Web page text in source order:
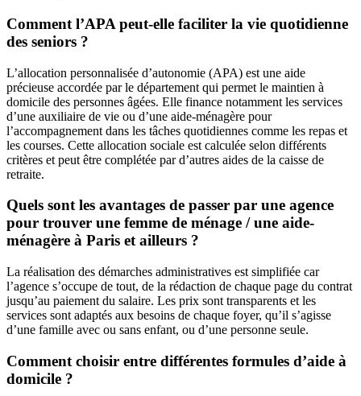
Comment l’APA peut-elle faciliter la vie quotidienne
des seniors ?
L’allocation personnalisée d’autonomie (APA) est une aide
précieuse accordée par le département qui permet le maintien à
domicile des personnes âgées. Elle finance notamment les services
d’une auxiliaire de vie ou d’une aide-ménagère pour
l’accompagnement dans les tâches quotidiennes comme les repas et
les courses. Cette allocation sociale est calculée selon différents
critères et peut être complétée par d’autres aides de la caisse de
retraite.
Quels sont les avantages de passer par une agence
pour trouver une femme de ménage / une aide-
ménagère à Paris et ailleurs ?
La réalisation des démarches administratives est simplifiée car
l’agence s’occupe de tout, de la rédaction de chaque page du contrat
jusqu’au paiement du salaire. Les prix sont transparents et les
services sont adaptés aux besoins de chaque foyer, qu’il s’agisse
d’une famille avec ou sans enfant, ou d’une personne seule.
Comment choisir entre différentes formules d’aide à
domicile ?